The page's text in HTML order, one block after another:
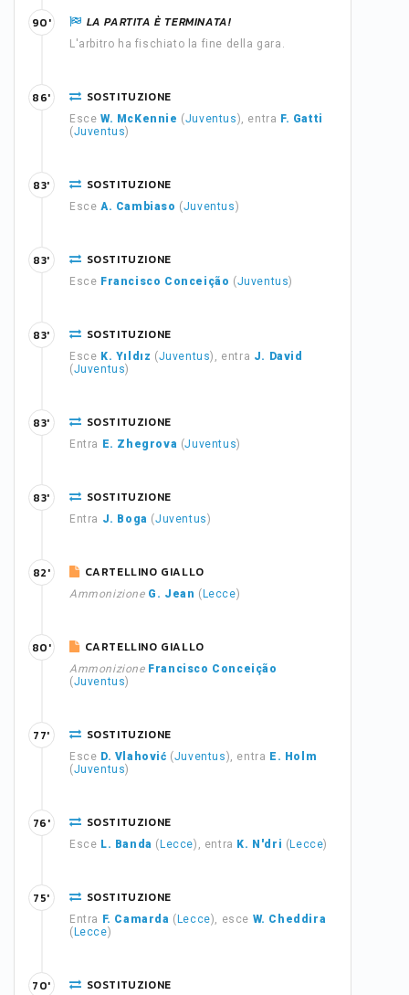
LA PARTITA È TERMINATA!
L'arbitro ha fischiato la fine della gara.
90'
SOSTITUZIONE
Esce W. McKennie (Juventus), entra F. Gatti
(Juventus)
86'
SOSTITUZIONE
Esce A. Cambiaso (Juventus)
83'
SOSTITUZIONE
Esce Francisco Conceição (Juventus)
83'
SOSTITUZIONE
Esce K. Yıldız (Juventus), entra J. David
(Juventus)
83'
SOSTITUZIONE
Entra E. Zhegrova (Juventus)
83'
SOSTITUZIONE
Entra J. Boga (Juventus)
83'
CARTELLINO GIALLO
Ammonizione G. Jean ( Lecce)
82'
CARTELLINO GIALLO
Ammonizione Francisco Conceição
(Juventus)
80'
SOSTITUZIONE
Esce D. Vlahović (Juventus), entra E. Holm
(Juventus)
77'
SOSTITUZIONE
Esce L. Banda ( Lecce), entra K. N'dri ( Lecce)
76'
SOSTITUZIONE
Entra F. Camarda ( Lecce), esce W. Cheddira
( Lecce)
75'
SOSTITUZIONE
70'